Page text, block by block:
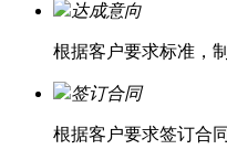
达成意向
根据客户要求标准，
签订合同
根据客户要求签订合